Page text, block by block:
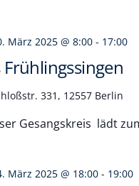
März 2025 @ 8:00 - 17:00
331, 12557 Berlin
Gesangskreis lädt
März 2025 @ 18:00 - 19:00